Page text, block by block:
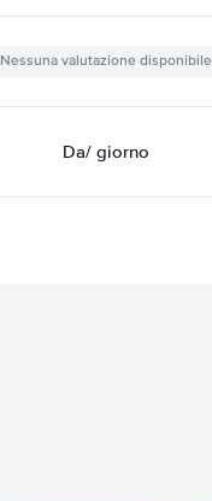
Nessuna valutazione disponibile
Da/ giorno